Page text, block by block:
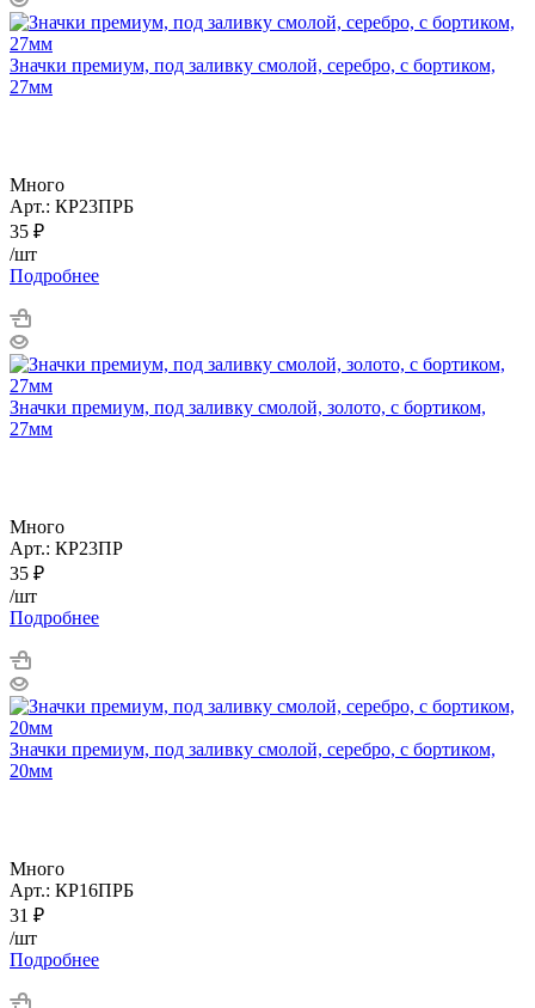
Значки премиум, под заливку смолой, серебро, с бортиком,
27мм
Много
Арт.: КР23ПРБ
35 ₽
/шт
Подробнее
Значки премиум, под заливку смолой, золото, с бортиком,
27мм
Много
Арт.: КР23ПР
35 ₽
/шт
Подробнее
Значки премиум, под заливку смолой, серебро, с бортиком,
20мм
Много
Арт.: КР16ПРБ
31 ₽
/шт
Подробнее